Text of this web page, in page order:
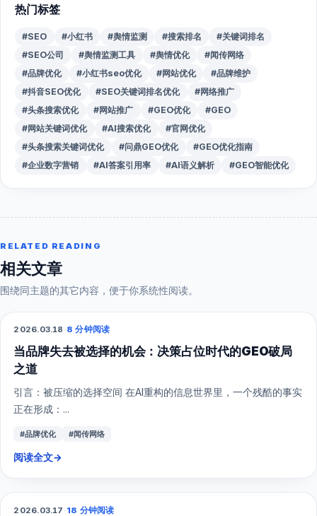
热门标签
#SEO #小红书 #舆情监测 #搜索排名
#关键词排名
#SEO公司
#舆情监测工具 #舆情优化
#闻传网络
#品牌优化
#小红书seo优化 #网站优化
#品牌维护
#抖音SEO优化
#SEO关键词排名优化
#网络推广
#头条搜索优化
#网站推广 #GEO优化
#GEO
#网站关键词优化
#AI搜索优化
#官网优化
#头条搜索关键词优化
#问鼎GEO优化
#GEO优化指南
#企业数字营销
#AI答案引用率 #AI语义解析 #GEO智能优化
RELATED READING
相关文章
围绕同主题的其它内容，便于你系统性阅读。
GEO
2026.03.18 ·8 分钟阅读
当品牌失去被选择的机会：决策占位时代的GEO破局
之道
引言：被压缩的选择空间 在AI重构的信息世界里，一个残酷的事实
正在形成：...
#品牌优化 #闻传网络
阅读全文→
GEO
2026.03.17 ·18 分钟阅读